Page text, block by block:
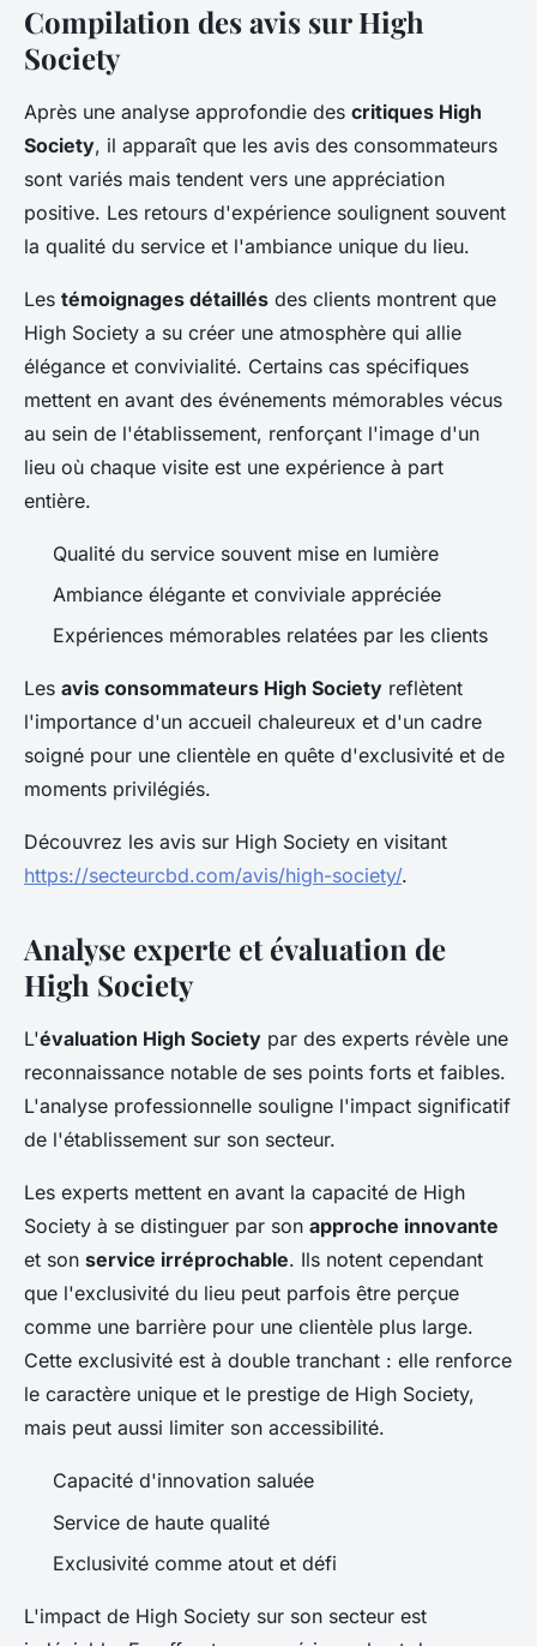
Compilation des avis sur High
Society
Après une analyse approfondie des critiques High
Society, il apparaît que les avis des consommateurs
sont variés mais tendent vers une appréciation
positive. Les retours d'expérience soulignent souvent
la qualité du service et l'ambiance unique du lieu.
Les témoignages détaillés des clients montrent que
High Society a su créer une atmosphère qui allie
élégance et convivialité. Certains cas spécifiques
mettent en avant des événements mémorables vécus
au sein de l'établissement, renforçant l'image d'un
lieu où chaque visite est une expérience à part
entière.
Qualité du service souvent mise en lumière
Ambiance élégante et conviviale appréciée
Expériences mémorables relatées par les clients
Les avis consommateurs High Society reflètent
l'importance d'un accueil chaleureux et d'un cadre
soigné pour une clientèle en quête d'exclusivité et de
moments privilégiés.
Découvrez les avis sur High Society en visitant
https://secteurcbd.com/avis/high-society/.
Analyse experte et évaluation de
High Society
L'évaluation High Society par des experts révèle une
reconnaissance notable de ses points forts et faibles.
L'analyse professionnelle souligne l'impact significatif
de l'établissement sur son secteur.
Les experts mettent en avant la capacité de High
Society à se distinguer par son approche innovante
et son service irréprochable. Ils notent cependant
que l'exclusivité du lieu peut parfois être perçue
comme une barrière pour une clientèle plus large.
Cette exclusivité est à double tranchant : elle renforce
le caractère unique et le prestige de High Society,
mais peut aussi limiter son accessibilité.
Capacité d'innovation saluée
Service de haute qualité
Exclusivité comme atout et défi
L'impact de High Society sur son secteur est